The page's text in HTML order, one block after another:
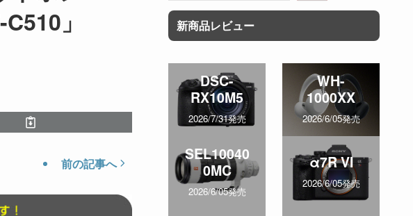
」
前の記事へ
新商品レビュー
DSC-
RX10M5
2026/7/31発売
WH-
1000XX
2026/6/05発売
SEL10040
0MC
2026/6/05発売
α7R VI
2026/6/05発売